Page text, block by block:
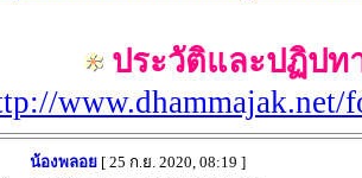
ประวัติและปฏิปท
น้องพลอย[ 25 ก.ย. 2020, 08:19 ]